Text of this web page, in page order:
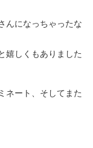
んになっちゃったな
嬉しくもありました
ネート、そしてまた